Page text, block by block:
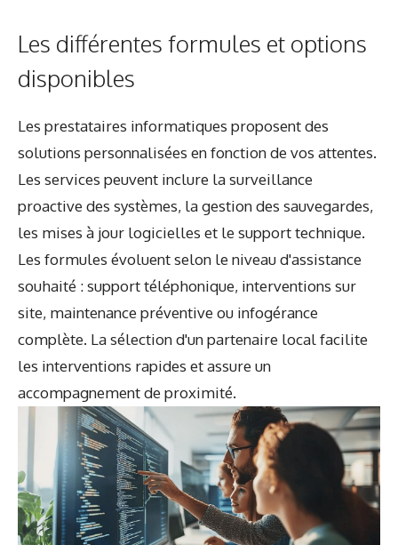
Les différentes formules et options
disponibles
Les prestataires informatiques proposent des
solutions personnalisées en fonction de vos attentes.
Les services peuvent inclure la surveillance
proactive des systèmes, la gestion des sauvegardes,
les mises à jour logicielles et le support technique.
Les formules évoluent selon le niveau d'assistance
souhaité : support téléphonique, interventions sur
site, maintenance préventive ou infogérance
complète. La sélection d'un partenaire local facilite
les interventions rapides et assure un
accompagnement de proximité.